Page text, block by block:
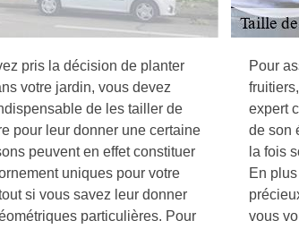
pris la décision de planter
votre jardin, vous devez
de les tailler de
pour leur donner une certaine
peuvent en effet constituer
uniques pour votre
si vous savez leur donner
particulières. Pour
Pour
expert
de son
la fois
En
vous